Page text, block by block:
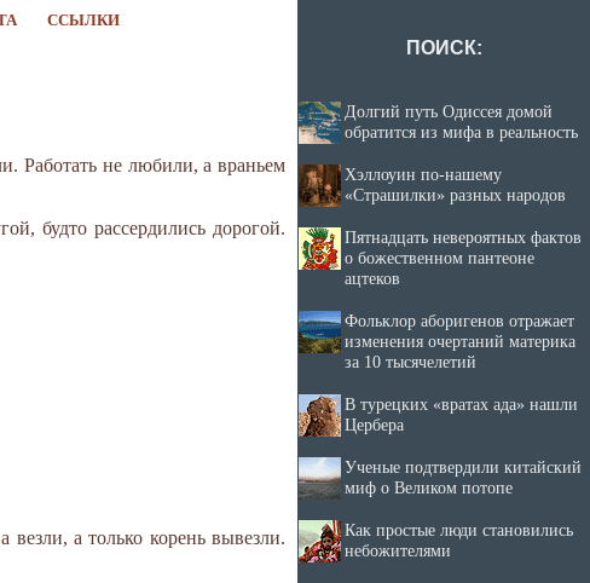
ССЫЛКИ
Работать не любили, а враньем
будто рассердились дорогой.
а только корень вывезли.
ПОИСК:
Долгий путь Одиссея домой
обратится из мифа в реальность
Хэллоуин по-нашему
«Страшилки» разных народов
Пятнадцать невероятных фактов
о божественном пантеоне
ацтеков
Фольклор аборигенов отражает
изменения очертаний материка
за 10 тысячелетий
В турецких «вратах ада» нашли
Цербера
Ученые подтвердили китайский
миф о Великом потопе
Как простые люди становились
небожителями